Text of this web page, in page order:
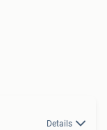
Details